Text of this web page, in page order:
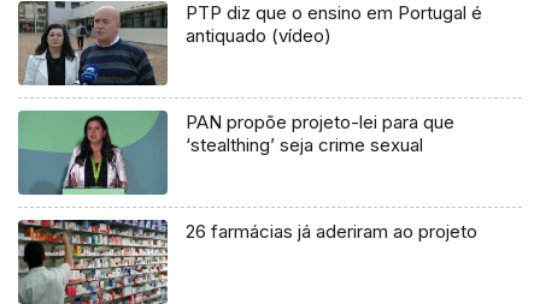
PTP diz que o ensino em Portugal é
antiquado (vídeo)
PAN propõe projeto-lei para que
‘stealthing’ seja crime sexual
26 farmácias já aderiram ao projeto